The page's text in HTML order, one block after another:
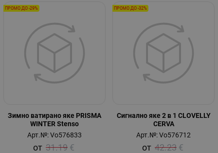
Зимно ватирано яке PRISMA
WINTER Stenso
Арт.№: Vo576833
31.19 €
ПРОМО ДО -29%
Сигнално яке 2 в 1 CLOVELLY
CERVA
Арт.№: Vo576712
42.23 €
ПРОМО ДО -32%